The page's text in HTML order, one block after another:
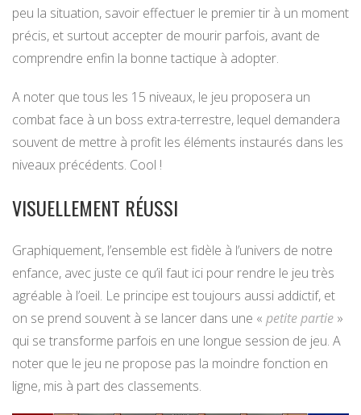
peu la situation, savoir effectuer le premier tir à un moment
précis, et surtout accepter de mourir parfois, avant de
comprendre enfin la bonne tactique à adopter.
A noter que tous les 15 niveaux, le jeu proposera un
combat face à un boss extra-terrestre, lequel demandera
souvent de mettre à profit les éléments instaurés dans les
niveaux précédents. Cool !
VISUELLEMENT RÉUSSI
Graphiquement, l’ensemble est fidèle à l’univers de notre
enfance, avec juste ce qu’il faut ici pour rendre le jeu très
agréable à l’oeil. Le principe est toujours aussi addictif, et
on se prend souvent à se lancer dans une « petite partie »
qui se transforme parfois en une longue session de jeu. A
noter que le jeu ne propose pas la moindre fonction en
ligne, mis à part des classements.